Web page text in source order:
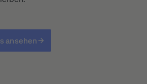
ansehen